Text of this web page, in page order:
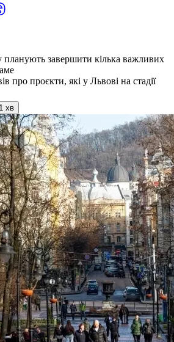
планують завершити кілька важливих
про проєкти, які у Львові на стадії
хв